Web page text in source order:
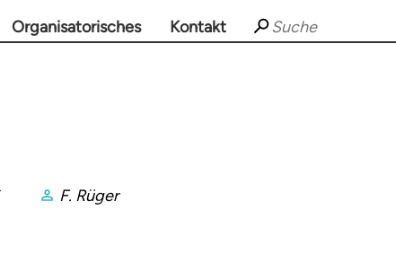
Organisatorisches Kontakt
F. Rüger